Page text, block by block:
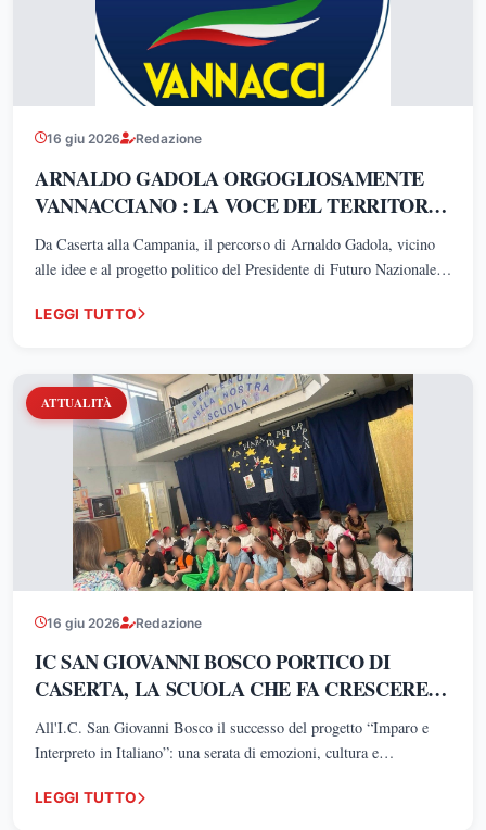
16 giu 2026 Redazione
ARNALDO GADOLA ORGOGLIOSAMENTE
VANNACCIANO : LA VOCE DEL TERRITORIO
CHE SCEGLIE CORAGGIO, IDENTITÀ E
MERITO
Da Caserta alla Campania, il percorso di Arnaldo Gadola, vicino
alle idee e al progetto politico del Presidente di Futuro Nazionale
sensibilità politica che richiama i valori del merito, dell'identità
lo ha reso uno dei volti più riconoscibili del movimento ispirato al
Generale Roberto Vannacci.
LEGGI TUTTO
ATTUALITÀ
16 giu 2026 Redazione
IC SAN GIOVANNI BOSCO PORTICO DI
CASERTA, LA SCUOLA CHE FA CRESCERE
TALENTI
All'I.C. San Giovanni Bosco il successo del progetto “Imparo e
Interpreto in Italiano”: una serata di emozioni, cultura e
dalla dirigente Giuseppina Presutto
LEGGI TUTTO